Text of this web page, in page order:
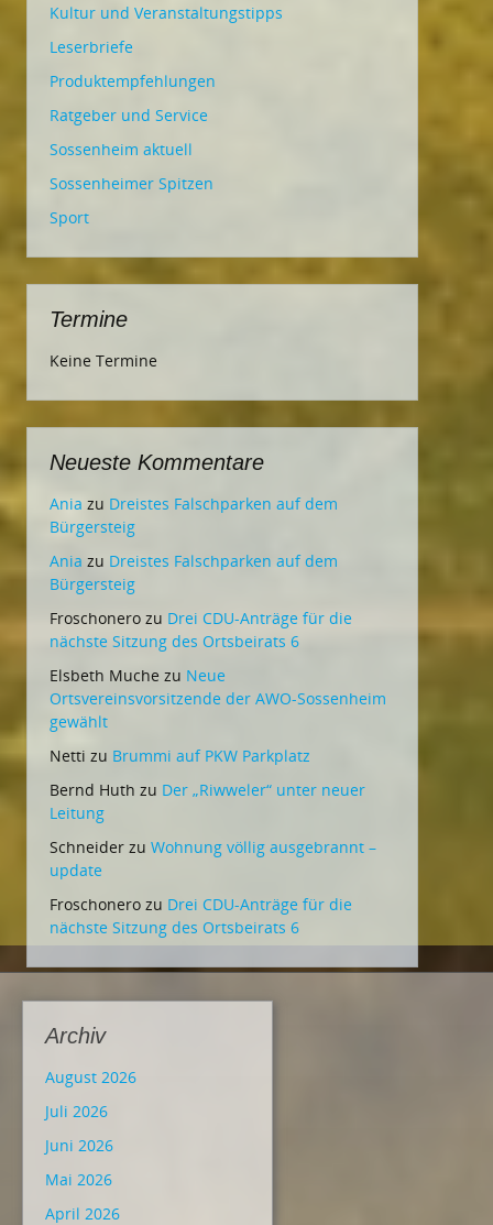
Kultur und Veranstaltungstipps
Leserbriefe
Produktempfehlungen
Ratgeber und Service
Sossenheim aktuell
Sossenheimer Spitzen
Sport
Termine
Keine Termine
Neueste Kommentare
Ania zu Dreistes Falschparken auf dem
Bürgersteig
Ania zu Dreistes Falschparken auf dem
Bürgersteig
Froschonero zu Drei CDU-Anträge für die
nächste Sitzung des Ortsbeirats 6
Elsbeth Muche zu Neue
Ortsvereinsvorsitzende der AWO-Sossenheim
gewählt
Netti zu Brummi auf PKW Parkplatz
Bernd Huth zu Der „Riwweler“ unter neuer
Leitung
Schneider zu Wohnung völlig ausgebrannt –
update
Froschonero zu Drei CDU-Anträge für die
nächste Sitzung des Ortsbeirats 6
Archiv
August 2026
Juli 2026
Juni 2026
Mai 2026
April 2026